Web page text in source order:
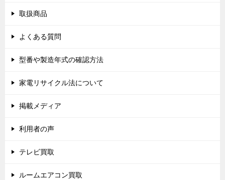
取扱商品
よくある質問
型番や製造年式の確認方法
家電リサイクル法について
掲載メディア
利用者の声
テレビ買取
ルームエアコン買取